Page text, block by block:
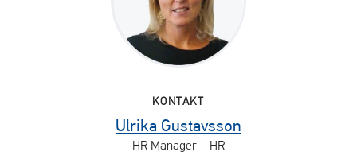
KONTAKT
Ulrika Gustavsson
HR Manager – HR